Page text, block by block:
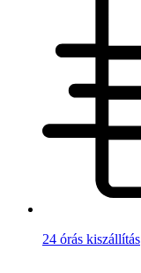
24 órás kiszállítás